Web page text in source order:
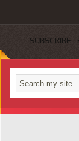
SUBSCRIBE